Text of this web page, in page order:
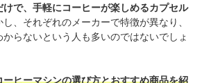
で、手軽にコーヒーが楽しめるカプセル
し、それぞれのメーカーで特徴が異なり、
らないという人も多いのではないでしょ
ヒーマシンの選び方とおすすめ商品を紹